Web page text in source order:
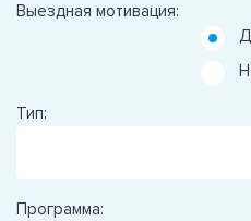
Выездная мотивация:
Тип:
Программа: